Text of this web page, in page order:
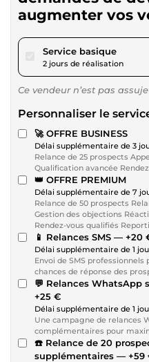
augmenter vos
Service basiquepour
2 jours de réalisation
Ce vendeur n’est pas
Personnaliser le
🚀 OFFRE BUSINESS
Délai supplémentaire de 3
Relance de 25 prospects Appels WhatsApp Emails
Qualification
👑 OFFRE PREMIUM
Délai supplémentaire de 7
Relance de 50 prospects Relances multicanales
Gestion des objections Réactivation commerciale
Rendez-vous
📱 Relances SMS — +20
Délai supplémentaire de 1
Envoi de SMS
chances de réponse des
💬 Relances
+25 €
Délai supplémentaire de 1
Une campagne de relances
complémentaires pour
☎️ Relance de 20
supplémentaires — +59